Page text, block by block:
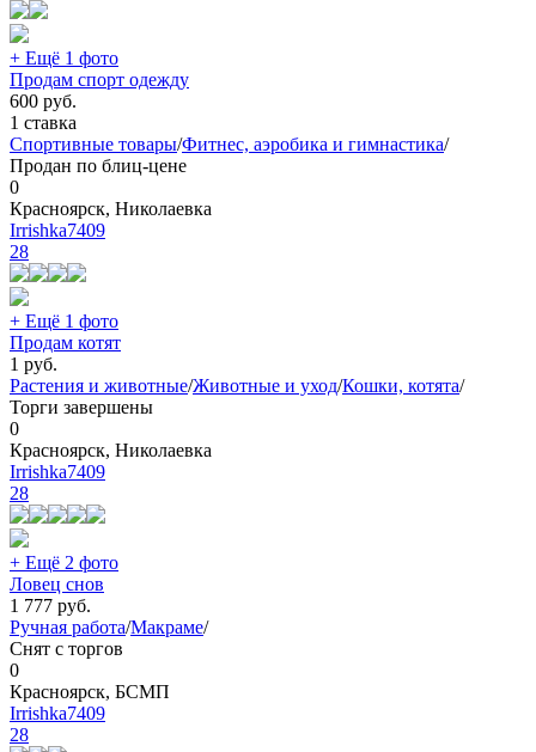
+ Ещё 1 фото
Продам спорт одежду
600 руб.
1 ставка
Спортивные товары/Фитнес, аэробика и гимнастика/
Продан по блиц-цене
0
Красноярск, Николаевка
Irrishka7409
28
+ Ещё 1 фото
Продам котят
1 руб.
Растения и животные/Животные и уход/Кошки, котята/
Торги завершены
0
Красноярск, Николаевка
Irrishka7409
28
+ Ещё 2 фото
Ловец снов
1 777 руб.
Ручная работа/Макраме/
Снят с торгов
0
Красноярск, БСМП
Irrishka7409
28